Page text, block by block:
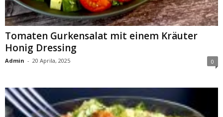
Tomaten Gurkensalat mit einem Kräuter
Honig Dressing
Admin - 20 Aprila, 2025 0